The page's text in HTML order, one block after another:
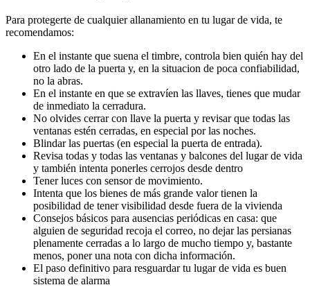
Para protegerte de cualquier allanamiento en tu lugar de vida, te
recomendamos:
En el instante que suena el timbre, controla bien quién hay del
otro lado de la puerta y, en la situacion de poca confiabilidad,
no la abras.
En el instante en que se extravíen las llaves, tienes que mudar
de inmediato la cerradura.
No olvides cerrar con llave la puerta y revisar que todas las
ventanas estén cerradas, en especial por las noches.
Blindar las puertas (en especial la puerta de entrada).
Revisa todas y todas las ventanas y balcones del lugar de vida
y también intenta ponerles cerrojos desde dentro
Tener luces con sensor de movimiento.
Intenta que los bienes de más grande valor tienen la
posibilidad de tener visibilidad desde fuera de la vivienda
Consejos básicos para ausencias periódicas en casa: que
alguien de seguridad recoja el correo, no dejar las persianas
plenamente cerradas a lo largo de mucho tiempo y, bastante
menos, poner una nota con dicha información.
El paso definitivo para resguardar tu lugar de vida es buen
sistema de alarma